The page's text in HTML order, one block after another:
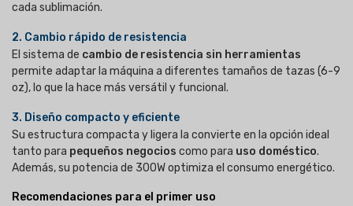
cada sublimación.
2. Cambio rápido de resistencia
El sistema de cambio de resistencia sin herramientas
permite adaptar la máquina a diferentes tamaños de tazas (6-9
oz), lo que la hace más versátil y funcional.
3. Diseño compacto y eficiente
Su estructura compacta y ligera la convierte en la opción ideal
tanto para pequeños negocios como para uso doméstico.
Además, su potencia de 300W optimiza el consumo energético.
Recomendaciones para el primer uso